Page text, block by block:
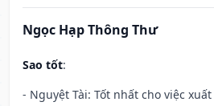
Ngọc Hạp Thông Thư
Sao tốt:
- Nguyệt Tài: Tốt nhất cho việc